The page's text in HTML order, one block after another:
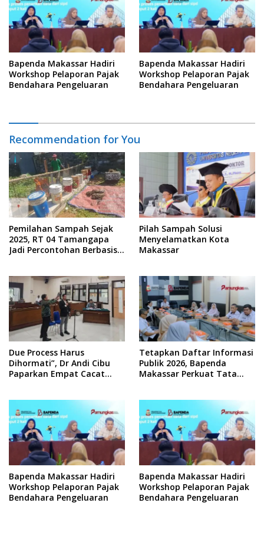
Bapenda Makassar Hadiri
Workshop Pelaporan Pajak
Bendahara Pengeluaran
Bapenda Makassar Hadiri
Workshop Pelaporan Pajak
Bendahara Pengeluaran
Recommendation for You
Pemilahan Sampah Sejak
2025, RT 04 Tamangapa
Jadi Percontohan Berbasis
Pilah Sampah Solusi
Menyelamatkan Kota
Makassar
Due Process Harus
Dihormati”, Dr Andi Cibu
Paparkan Empat Cacat
Tetapkan Daftar Informasi
Publik 2026, Bapenda
Makassar Perkuat Tata
Bapenda Makassar Hadiri
Workshop Pelaporan Pajak
Bendahara Pengeluaran
Bapenda Makassar Hadiri
Workshop Pelaporan Pajak
Bendahara Pengeluaran